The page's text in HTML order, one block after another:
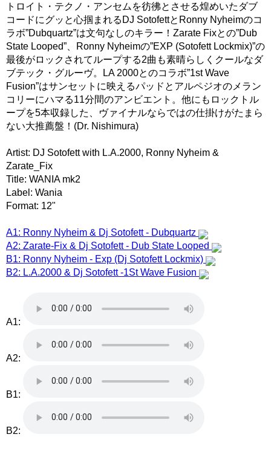
トロイト・テクノ・アンセムを彷彿とさせる煌めいたダブ
コードにグッと心掴まれるDJ SotofettとRonny Nyheimのコ
ラボ”Dubquartz”は文句なしのキラー！Zarate Fixとの”Dub
State Looped”、Ronny Nyheimの”EXP (Sotofett Lockmix)”の
最後がロックされてループする2曲も素晴らしくクールなダ
ブテック・グルーヴ。LA 2000とのコラボ”1st Wave
Fusion”はサンセットに映えるパッドとアルペジオのメラン
コリーにハマる11分間のアンビエント。他にもロックトル
ープを5本収録した、ヴァイナルならではの仕掛けがたまら
ない大推薦盤！(Dr. Nishimura)
Artist: DJ Sotofett with L.A.2000, Ronny Nyheim &
Zarate_Fix
Title: WANIA mk2
Label: Wania
Format: 12"
A1: Ronny Nyheim & Dj Sotofett - Dubquartz
A2: Zarate-Fix & Dj Sotofett - Dub State Looped
B1: Ronny Nyheim - Exp (Dj Sotofett Lockmix)
B2: L.A.2000 & Dj Sotofett -1St Wave Fusion
A1:
A2:
B1:
B2: